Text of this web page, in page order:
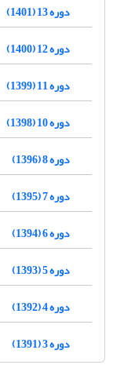
دوره 13 (1401)
دوره 12 (1400)
دوره 11 (1399)
دوره 10 (1398)
دوره 8 (1396)
دوره 7 (1395)
دوره 6 (1394)
دوره 5 (1393)
دوره 4 (1392)
دوره 3 (1391)